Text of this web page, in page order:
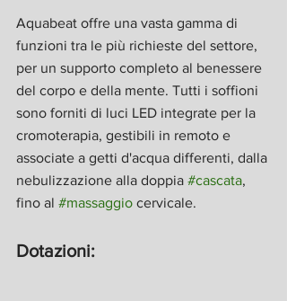
Aquabeat offre una vasta gamma di
funzioni tra le più richieste del settore,
per un supporto completo al benessere
del corpo e della mente. Tutti i soffioni
sono forniti di luci LED integrate per la
cromoterapia, gestibili in remoto e
associate a getti d'acqua differenti, dalla
nebulizzazione alla doppia #cascata,
fino al #massaggio cervicale.
Dotazioni: